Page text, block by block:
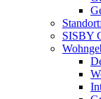
SISBY